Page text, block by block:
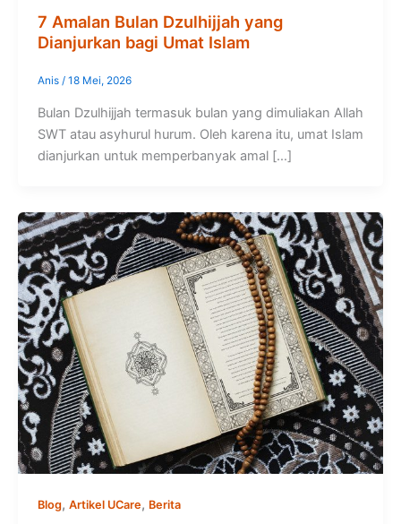
7 Amalan Bulan Dzulhijjah yang
Dianjurkan bagi Umat Islam
Anis / 18 Mei, 2026
Bulan Dzulhijjah termasuk bulan yang dimuliakan Allah
SWT atau asyhurul hurum. Oleh karena itu, umat Islam
dianjurkan untuk memperbanyak amal […]
Blog, Artikel UCare, Berita